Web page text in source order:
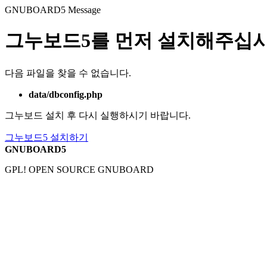
GNUBOARD5 Message
그누보드5를 먼저 설치해주십
다음 파일을 찾을 수 없습니다.
data/dbconfig.php
그누보드 설치 후 다시 실행하시기 바랍니다.
그누보드5 설치하기
GNUBOARD5
GPL! OPEN SOURCE GNUBOARD